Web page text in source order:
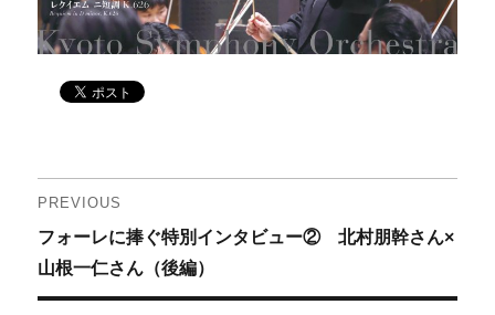
投
稿
ナ
PREVIOUS
Previous
post:
フォーレに捧ぐ特別インタビュー② 北村朋幹さん×
山根一仁さん（後編）